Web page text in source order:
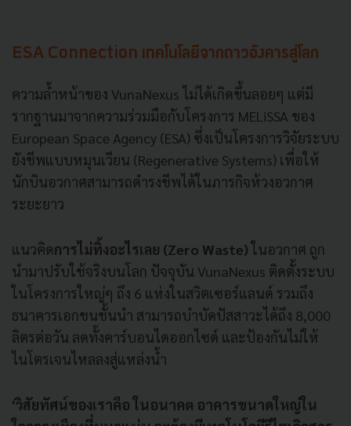
ESA Connection เทคโนโลยีจากดาวอังคารสู่โลก
ความล้ำหน้าของ VunaNexus ไม่ได้เกิดขึ้นลอยๆ แต่มี
รากฐานมาจากความร่วมมือกับโครงการ MELiSSA ของ
European Space Agency (ESA) ซึ่งเป็นโครงการวิจัยระบบ
ยังชีพแบบหมุนเวียน (Regenerative Systems) เพื่อให้
นักบินอวกาศสามารถดำรงชีพได้ในภารกิจห้วงอวกาศ
ระยะยาว
แนวคิดการไม่ทิ้งอะไรเลย (Zero Waste)ในอวกาศ ถูก
นำมาปรับใช้จริงบนโลก ปัจจุบัน VunaNexus ติดตั้งระบบ
ในโครงการใหญ่ๆ ถึง 6 แห่งในสวิตเซอร์แลนด์ รวมถึง
ธนาคารเอกชนชั้นนำ สามารถบำบัดปัสสาวะได้ถึง 8,000
ลิตรต่อวัน ลดทั้งคาร์บอนไดออกไซด์ และป้องกันไม่ให้
ไนโตรเจนไหลลงสู่แหล่งน้ำ
'วิสัยทัศน์ของเราคือ ในอนาคต อาคารขนาดใหญ่ใน